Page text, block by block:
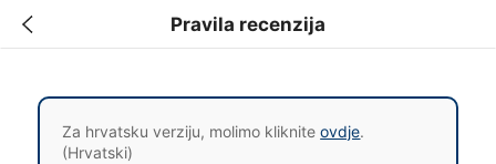
Pravila recenzija
Za hrvatsku verziju, molimo klikniteovdje.
(Hrvatski)